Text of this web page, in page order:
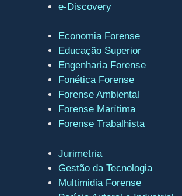
e-Discovery
Economia Forense
Educação Superior
Engenharia Forense
Fonética Forense
Forense Ambiental
Forense Marítima
Forense Trabalhista
Jurimetria
Gestão da Tecnologia
Multimidia Forense